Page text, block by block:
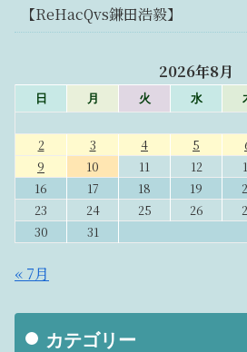
【ReHacQvs鎌田浩毅】
2026年8月
日 月 火 水
2
3 4 5
9
10 11 12
16
17 18 19
23
24 25 26
30
31
« 7月
カテゴリー